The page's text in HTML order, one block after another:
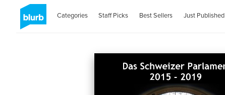
Categories Staff Picks Best Sellers Just Published